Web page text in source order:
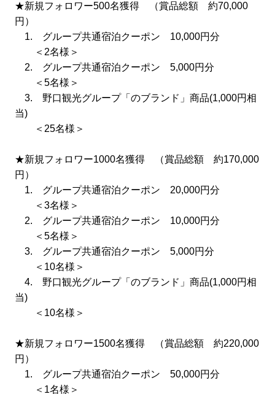
★新規フォロワー500名獲得 （賞品総額 約70,000
円）
1. グループ共通宿泊クーポン 10,000円分
＜2名様＞
2. グループ共通宿泊クーポン 5,000円分
＜5名様＞
3. 野口観光グループ「のブランド」商品(1,000円相
当)
＜25名様＞
★新規フォロワー1000名獲得 （賞品総額 約170,000
円）
1. グループ共通宿泊クーポン 20,000円分
＜3名様＞
2. グループ共通宿泊クーポン 10,000円分
＜5名様＞
3. グループ共通宿泊クーポン 5,000円分
＜10名様＞
4. 野口観光グループ「のブランド」商品(1,000円相
当)
＜10名様＞
★新規フォロワー1500名獲得 （賞品総額 約220,000
円）
1. グループ共通宿泊クーポン 50,000円分
＜1名様＞